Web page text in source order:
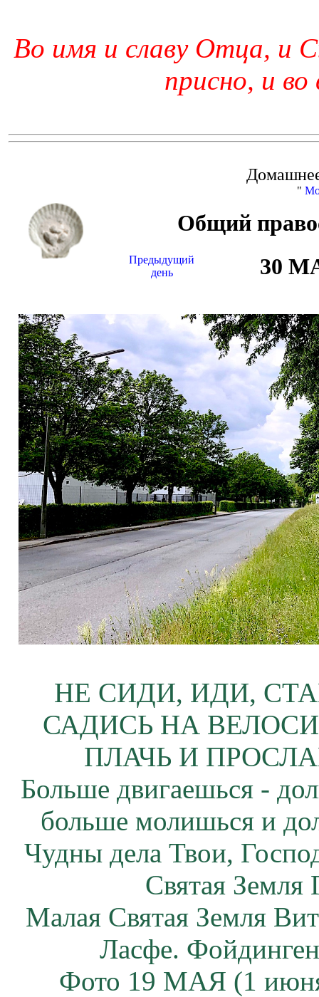
Во имя и славу Отца, и
присно, и во
"
Общий
Предыдущий
день
30
НЕ СИДИ, ИДИ,
САДИСЬ НА
ПЛАЧЬ И
Больше двигаешься -
больше молишься и
Чудны дела Твои,
Святая
Малая Святая Земля
Ласфе.
Фото 19 МАЯ (1